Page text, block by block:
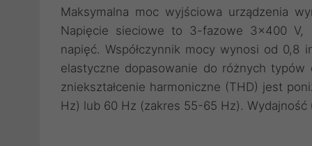
Maksymalna moc wyjściowa urządzenia
Napięcie sieciowe to 3-fazowe 3x400 V,
napięć. Współczynnik mocy wynosi od 0,8
elastyczne dopasowanie do różnych
zniekształcenie harmoniczne (THD) jest
Hz) lub 60 Hz (zakres 55-65 Hz).